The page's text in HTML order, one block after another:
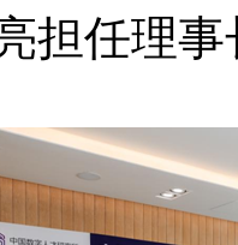
担任理事